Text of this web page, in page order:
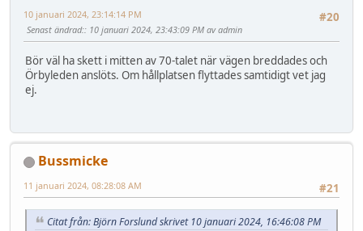
#20
10 januari 2024, 23:14:14 PM
Senast ändrad:: 10 januari 2024, 23:43:09 PM av admin
Bör väl ha skett i mitten av 70-talet när vägen breddades och
Örbyleden anslöts. Om hållplatsen flyttades samtidigt vet jag
ej.
Bussmicke
#21
11 januari 2024, 08:28:08 AM
Citat från: Björn Forslund skrivet 10 januari 2024, 16:46:08 PM